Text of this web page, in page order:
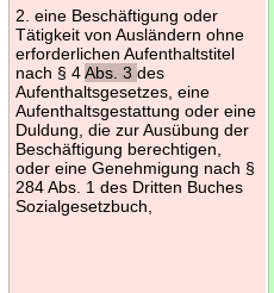
2. eine Beschäftigung oder
Tätigkeit von Ausländern ohne
erforderlichen Aufenthaltstitel
nach § 4Abs. 3 des
Aufenthaltsgesetzes, eine
Aufenthaltsgestattung oder eine
Duldung, die zur Ausübung der
Beschäftigung berechtigen,
oder eine Genehmigung nach §
284 Abs. 1 des Dritten Buches
Sozialgesetzbuch,